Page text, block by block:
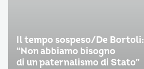
Il tempo sospeso/De Bortoli:
“Non abbiamo bisogno
di un paternalismo di Stato”